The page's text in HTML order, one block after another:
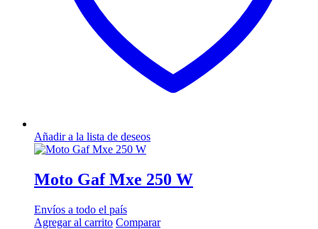
Añadir a la lista de deseos
Moto Gaf Mxe 250 W
Envíos a todo el país
Agregar al carrito Comparar